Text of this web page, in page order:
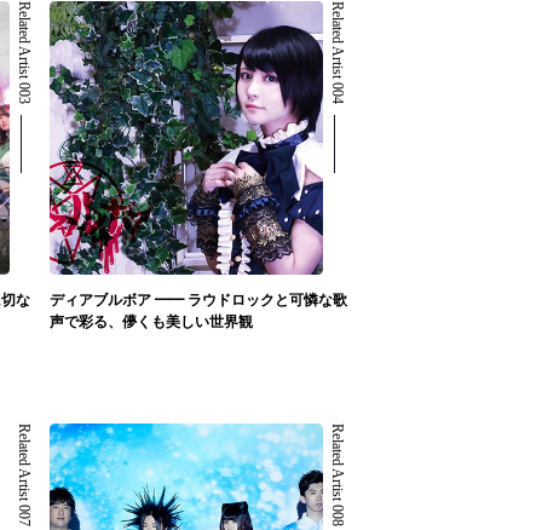
Related Artist 003
な
Related Artist 004
ディアブルボア ━━ ラウドロックと可憐な歌
声で彩る、儚くも美しい世界観
Related Artist 007 Related Artist 008